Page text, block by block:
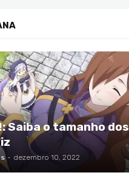
Saiba o tamanho dos
- dezembro 10, 2022